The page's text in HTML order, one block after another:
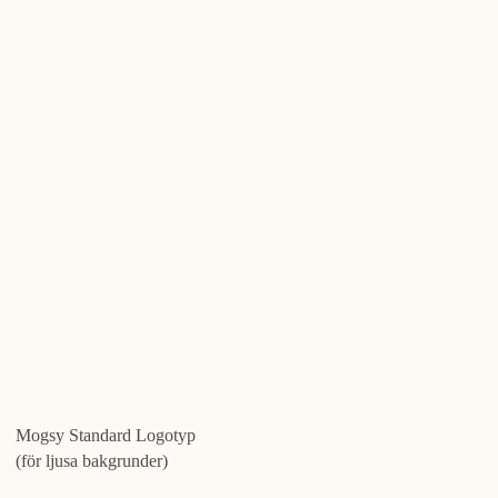
Mogsy Standard Logotyp
(för ljusa bakgrunder)